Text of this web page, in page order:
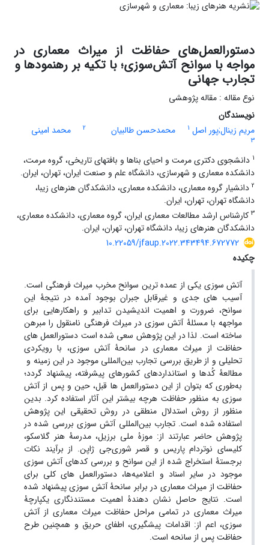
دستورالعمل‌های حفاظت از میراث معماری در
مواجه با سوانح آتش‌سوزی؛ با تکیه بر رهنمودها و
تجارب جهانی
نوع مقاله : مقاله پژوهشی
نویسندگان
مریم زینال;پور اصل 1 محمدحسن طالبیان 2 محمد امینی
3
1 دانشجوی دکتری مرمت و احیای بناها و بافتهای تاریخی، گروه مرمت،
دانشکده معماری و شهرسازی، دانشگاه علم و صنعت ایران، تهران، ایران.
2 دانشیار گروه معماری، دانشکده معماری، دانشکدگان هنرهای زیبا،
دانشگاه تهران، تهران، ایران.
3 کارشناس ارشد مطالعات معماری ایران، گروه معماری، دانشکده معماری،
دانشکدگان هنرهای زیبا، دانشگاه تهران، تهران، ایران.
10.22059/jfaup.2022.343494.672772
چکیده
آتش ‏سوزی یکی از عمده‏ ترین سوانح مخرب میراث ‏فرهنگی است.
آسیب ‏های جدی و غیرقابل جبران بوجود آمده در نتیجۀ این
سوانح، ضرورت و اهمیت اندیشیدن تدابیر و راهکارهایی برای
مواجهه با مسئلۀ آتش ‏سوزی در میراث فرهنگی نامنقول را مبرهن
ساخته است. لذا در این پژوهش سعی شده است دستورالعمل‏ های
حفاظت از میراث معماری در سانحۀ آتش‏ سوزی، با رویکردی
تحلیلی و از طریق بررسی تجارب بین‌المللی موجود در این زمینه و
مطالعۀ کُدها و استانداردهای کشورهای پیشرفته، پیشنهاد گردد؛
به‌طوری که بتوان از این دستورالعمل ‏ها قبل، حین و پس از آتش
‏سوزی به ‏منظور حفاظت هرچه بیشتر این آثار استفاده کرد. بدین
منظور از روش استدلال منطقی در روش تحقیقی این پژوهش
استفاده شده است. تجارب بین‌المللی آتش ‏سوزی بررسی شده در
پژوهش حاضر عبارتند از: موزۀ ملی برزیل، مدرسۀ هنر گلاسکو،
کلیسای نوتردام پاریس و قصر شوری‌جی ژاپن. از برآیند نکات
برجستۀ استخراج شده از این سوانح و بررسی کدهای آتش ‏سوزی
موجود در سایر اسناد و اعلامیه‌ها، دستورالعمل‏ های کلی برای
حفاظت از میراث معماری در برابر سانحۀ آتش ‏سوزی پیشنهاد شده
است. نتایج حاصل نشان‏ دهندۀ اهمیت مستندنگاری یکپارچۀ
میراث معماری در تمامی مراحل حفاظت میراث معماری از آتش
‏سوزی، اعم از: اقدامات پیشگیری، اطفای حریق و همچنین طرح
حفاظت پس از سانحه است.